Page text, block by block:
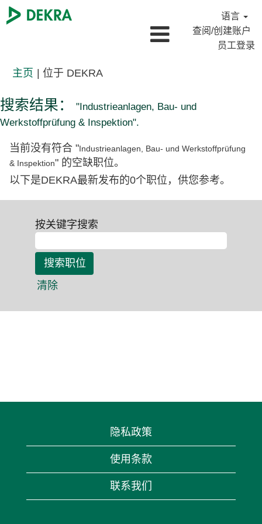
语言
查阅/创建账户
员工登录
主页 位于 DEKRA（当
页
面）
搜索结果：
"Industrieanlagen, Bau- und
Werkstoffprüfung & Inspektion".
当前没有符合 "Industrieanlagen, Bau- und Werkstoffprüfung
& Inspektion" 的空缺职位。
以下是DEKRA最新发布的0个职位，供您参考。
按关键字搜索
清除
隐私政策
使用条款
联系我们